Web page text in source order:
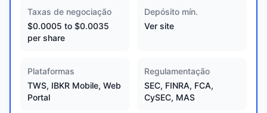
Taxas de negociação
$0.0005 to $0.0035
per share
Depósito mín.
Ver site
Plataformas
TWS, IBKR Mobile, Web
Portal
Regulamentação
SEC, FINRA, FCA,
CySEC, MAS